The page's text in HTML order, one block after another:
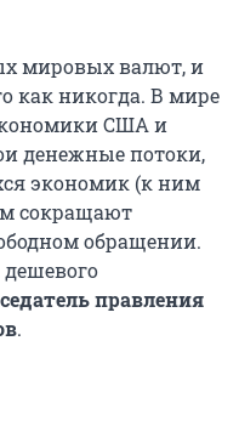
мировых валют, и
как никогда. В мире
США и
денежные потоки,
экономик (к ним
сокращают
обращении.
правления
.